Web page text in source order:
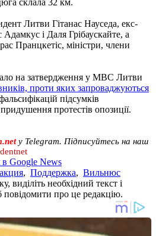
Литви Гітанас Науседа, екс-
і Даля Грібаускайте, а
Пранцкетіс, міністри, члени
на затвердження у МВС Литви
проти яких запроваджуються
підсумків
протестів опозиції.
у Telegram. Підписуйтесь на наш
в Google News
акция, Поддержка, Вильнюс
необхідний текст і
повідомити про це редакцію.